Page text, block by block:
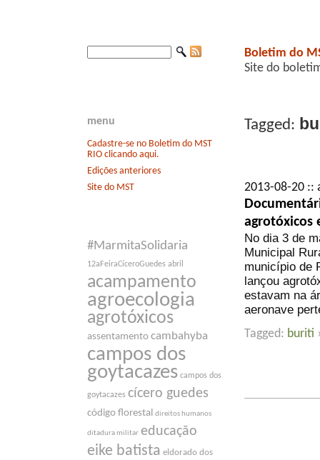
menu
Cadastre-se no Boletim do MST
RIO clicando aqui.
Edições anteriores
Site do MST
#MarmitaSolidaria
12aFeiraCíceroGuedes abril
acampamento
agroecologia
agrotóxicos
assentamento cambahyba
campos dos
goytacazes campos dos
goytacazes cícero guedes
código florestal direitos humanos
ditadura militar educação
eike batista eldorado dos
Boletim do
Site do
Tagged:
2013-08-20
agrotóxicos
No dia 3 de
Municipal
município de
lançou
estavam na
aeronave
Tagged: buriti